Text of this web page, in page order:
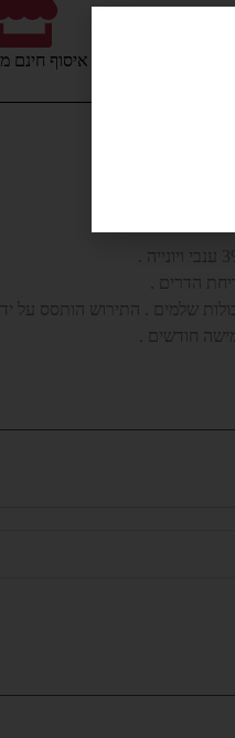
איסוף חינם
הדרים .
שלמים . התירוש הותסס על
חודשים .